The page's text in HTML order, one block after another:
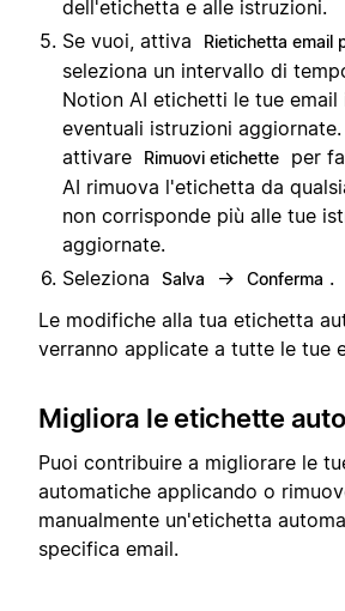
dell'etichetta e alle istruzioni.
Se vuoi, attiva
Rietichetta email
seleziona un intervallo di
Notion AI etichetti le tue email
eventuali istruzioni
attivare
Rimuovi etichette
per
AI rimuova l'etichetta da
non corrisponde più alle tue
aggiornate.
Seleziona
Salva → Conferma .
Le modifiche alla tua etichetta
verranno applicate a tutte le tue
Migliora le etichette
Puoi contribuire a migliorare le
automatiche applicando o
manualmente un'etichetta
specifica email.